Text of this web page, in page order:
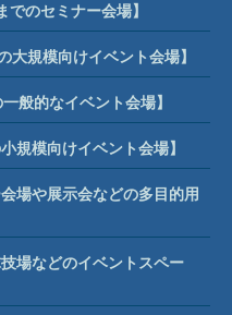
のセミナー会場】
規模向けイベント会場】
般的なイベント会場】
模向けイベント会場】
場や展示会などの多目的用
場などのイベントスペー